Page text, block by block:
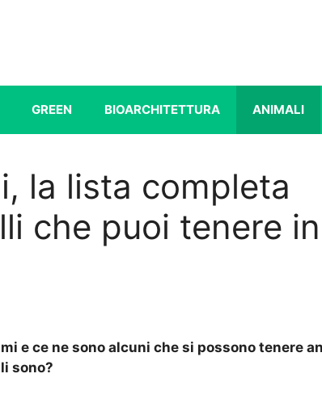
GREEN BIOARCHITETTURA ANIMALI
la lista completa
che puoi tenere in
e ce ne sono alcuni che si possono tenere
sono?